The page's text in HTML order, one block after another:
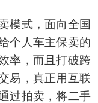
模式，面向全国
个人车主保卖的
率，而且打破跨
易，真正用互联
过拍卖，将二手